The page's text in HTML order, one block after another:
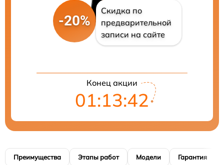
-20%
Скидка по
предварительной
записи на сайте
Конец акции
01:13:41
Преимущества Этапы работ Модели Гарантия